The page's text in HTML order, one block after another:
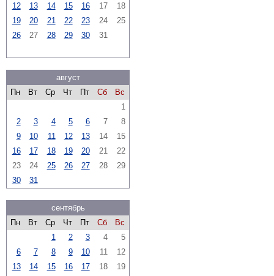
12
13 14 15 16 17
18
19
20 21 22 23 24
25
26
27 28 29 30 31
август
Пн
Вт Ср Чт Пт Сб
Вс
1
2
3 4 5 6 7
8
9
10 11 12 13 14
15
16
17 18 19 20 21
22
23
24 25 26 27 28
29
30
31
сентябрь
Пн
Вт Ср Чт Пт Сб
Вс
1
2 3 4
5
6
7 8 9 10 11
12
13
14 15 16 17 18 19